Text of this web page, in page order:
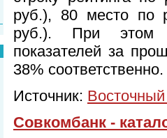
руб.), 80 место по
руб.). При этом
показателей за
38% соответственно.
Источник:
Совкомбанк -